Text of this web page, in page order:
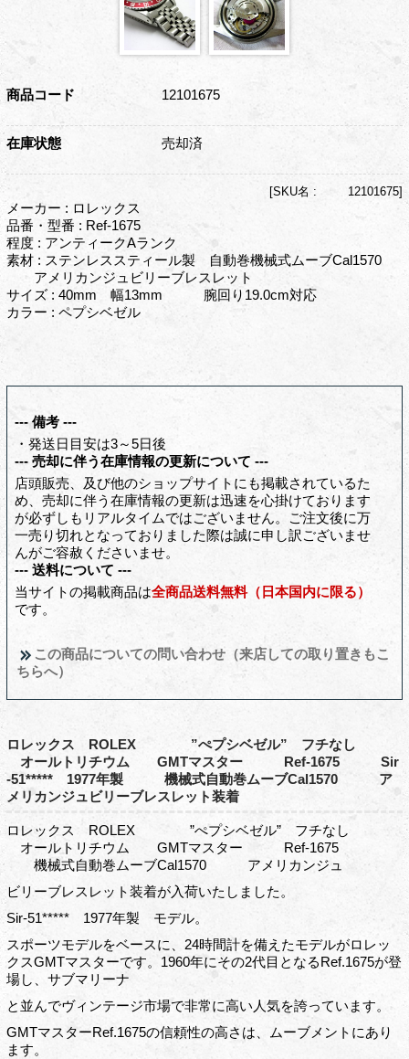
商品コード 12101675
在庫状態 売却済
[SKU名 : 12101675]
メーカー : ロレックス
品番・型番 : Ref-1675
程度 : アンティークAランク
素材 : ステンレススティール製 自動巻機械式ムーブCal1570
アメリカンジュビリーブレスレット
サイズ : 40mm 幅13mm 腕回り19.0cm対応
カラー : ペプシベゼル
--- 備考 ---
・発送日目安は3～5日後
--- 売却に伴う在庫情報の更新について ---
店頭販売、及び他のショップサイトにも掲載されているた
め、売却に伴う在庫情報の更新は迅速を心掛けております
が必ずしもリアルタイムではございません。ご注文後に万
一売り切れとなっておりました際は誠に申し訳ございませ
んがご容赦くださいませ。
--- 送料について ---
当サイトの掲載商品は全商品送料無料（日本国内に限る）
です。
この商品についての問い合わせ（来店しての取り置きもこ
ちらへ）
ロレックス ROLEX ”ぺプシベゼル” フチなし
オールトリチウム GMTマスター Ref-1675 Sir
-51***** 1977年製 機械式自動巻ムーブCal1570 ア
メリカンジュビリーブレスレット装着
ロレックス ROLEX ”ぺプシベゼル” フチなし
オールトリチウム GMTマスター Ref-1675
機械式自動巻ムーブCal1570 アメリカンジュ
ビリーブレスレット装着が入荷いたしました。
Sir-51***** 1977年製 モデル。
スポーツモデルをベースに、24時間計を備えたモデルがロレッ
クスGMTマスターです。1960年にその2代目となるRef.1675が登
場し、サブマリーナ
と並んでヴィンテージ市場で非常に高い人気を誇っています。
GMTマスターRef.1675の信頼性の高さは、ムーブメントにあり
ます。